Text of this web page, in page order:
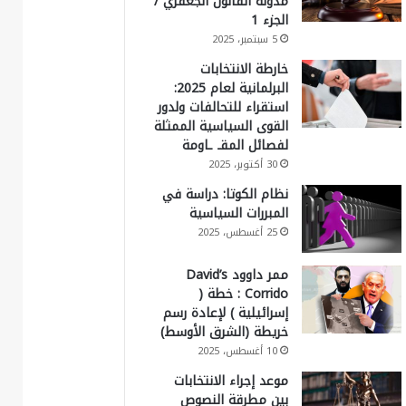
الجزء 1
5 سبتمبر، 2025
خارطة الانتخابات
البرلمانية لعام 2025:
استقراء للتحالفات ولدور
القوى السياسية الممثلة
لفصائل المقـ ـاومة
30 أكتوبر، 2025
نظام الكوتا: دراسة في
المبررات السياسية
25 أغسطس، 2025
ممر داوود David’s
Corrido : خطة (
إسرائيلية ) لإعادة رسم
خريطة (الشرق الأوسط)
10 أغسطس، 2025
موعد إجراء الانتخابات
بين مطرقة النصوص